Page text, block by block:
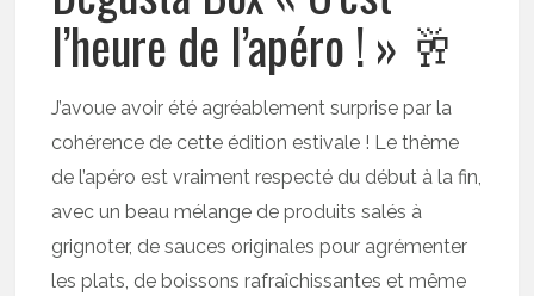
l’heure de l’apéro ! » 🥂
J’avoue avoir été agréablement surprise par la
cohérence de cette édition estivale ! Le thème
de l’apéro est vraiment respecté du début à la fin,
avec un beau mélange de produits salés à
grignoter, de sauces originales pour agrémenter
les plats, de boissons rafraîchissantes et même